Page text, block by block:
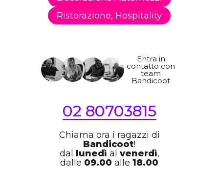
Ristorazione, Hospitality
Entra in
contatto con
team
Bandicoot
02 80703815
Chiama ora i ragazzi di
Bandicoot!
dal lunedì al venerdì,
dalle 09.00 alle18.00